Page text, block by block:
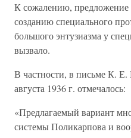
К сожалению,
созданию специального
большого энтузиазма у
вызвало.
В частности, в письме К.
августа 1936 г. отмечалось:
«Предлагаемый вариант
системы Поликарпова и